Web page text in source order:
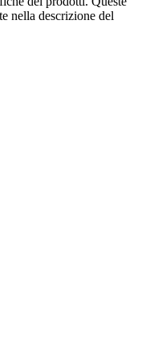
nella descrizione del